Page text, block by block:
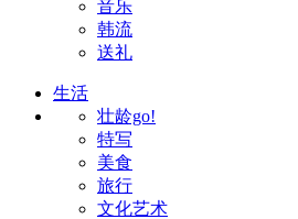
音乐
韩流
送礼
生活
壮龄go!
特写
美食
旅行
文化艺术